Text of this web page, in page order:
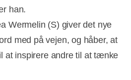
han.
Wermelin (S) giver det nye
med på vejen, og håber, at
at inspirere andre til at tænke